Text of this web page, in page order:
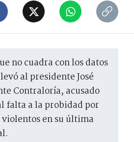
al presidente José
Contraloría, acusado
falta a la probidad por
en su última